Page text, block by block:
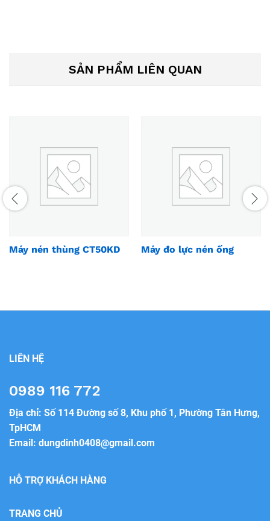
SẢN PHẨM LIÊN QUAN
Máy nén thùng CT50KD Máy đo lực nén ống
LIÊN HỆ
0989 116 772
Địa chỉ: Số 114 Đường số 8, Khu phố 1, Phường Tân Hưng,
TpHCM
Email: dungdinh0408@gmail.com
HỖ TRỢ KHÁCH HÀNG
TRANG CHỦ